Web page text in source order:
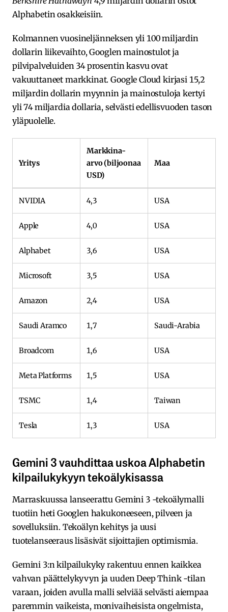
Alphabetin osakkeisiin.
Kolmannen vuosineljänneksen yli 100 miljardin
dollarin liikevaihto, Googlen mainostulot ja
pilvipalveluiden 34 prosentin kasvu ovat
vakuuttaneet markkinat. Google Cloud kirjasi 15,2
miljardin dollarin myynnin ja mainostuloja kertyi
yli 74 miljardia dollaria, selvästi edellisvuoden tason
yläpuolelle.
Yritys
Markkina-
arvo (biljoonaa
USD)
Maa
NVIDIA 4,3 USA
Apple 4,0 USA
Alphabet 3,6 USA
Microsoft 3,5 USA
Amazon 2,4 USA
Saudi Aramco 1,7 Saudi-Arabia
Broadcom 1,6 USA
Meta Platforms 1,5 USA
TSMC 1,4 Taiwan
Tesla 1,3 USA
Gemini 3 vauhdittaa uskoa Alphabetin
kilpailukykyyn tekoälykisassa
Marraskuussa lanseerattu Gemini 3 -tekoälymalli
tuotiin heti Googlen hakukoneeseen, pilveen ja
sovelluksiin. Tekoälyn kehitys ja uusi
tuotelanseeraus lisäsivät sijoittajien optimismia.
Gemini 3:n kilpailukyky rakentuu ennen kaikkea
vahvan päättelykyvyn ja uuden Deep Think -tilan
varaan, joiden avulla malli selviää selvästi aiempaa
paremmin vaikeista, monivaiheisista ongelmista,